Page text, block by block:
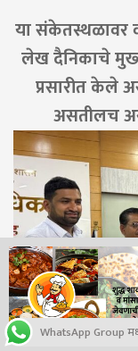
या संकेतस्थळावर
लेख दैनिकाचे
प्रसारीत केले
असतीलच असे
तीन बीएलओंच्या
WhatsApp Group